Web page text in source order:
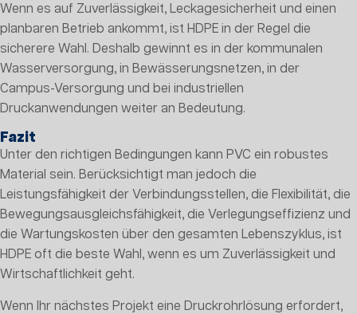
Wenn es auf Zuverlässigkeit, Leckagesicherheit und einen
planbaren Betrieb ankommt, ist HDPE in der Regel die
sicherere Wahl. Deshalb gewinnt es in der kommunalen
Wasserversorgung, in Bewässerungsnetzen, in der
Campus-Versorgung und bei industriellen
Druckanwendungen weiter an Bedeutung.
Fazit
Unter den richtigen Bedingungen kann PVC ein robustes
Material sein. Berücksichtigt man jedoch die
Leistungsfähigkeit der Verbindungsstellen, die Flexibilität, die
Bewegungsausgleichsfähigkeit, die Verlegungseffizienz und
die Wartungskosten über den gesamten Lebenszyklus, ist
HDPE oft die beste Wahl, wenn es um Zuverlässigkeit und
Wirtschaftlichkeit geht.
Wenn Ihr nächstes Projekt eine Druckrohrlösung erfordert,